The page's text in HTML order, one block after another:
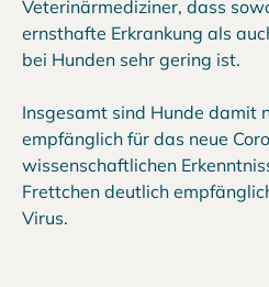
Veterinärmediziner, dass
ernsthafte Erkrankung als
bei Hunden sehr gering ist.
Insgesamt sind Hunde damit
empfänglich für das neue
wissenschaftlichen
Frettchen deutlich
Virus.